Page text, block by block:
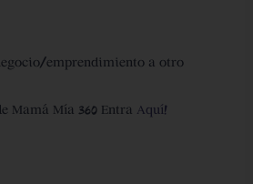
emprendimiento a otro
Mamá Mía 360 Entra Aquí!